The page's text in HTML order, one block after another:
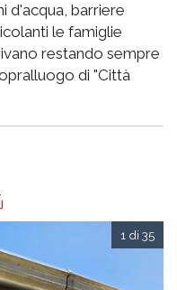
d'acqua, barriere
le famiglie
restando sempre
di "Città
1 di 35